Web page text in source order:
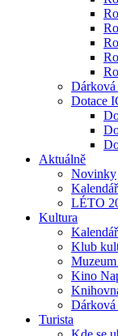
Dárková
Dotace
Aktuálně
Novinky
LÉTO
Kultura
Klub
Kino
Dárková
Turista